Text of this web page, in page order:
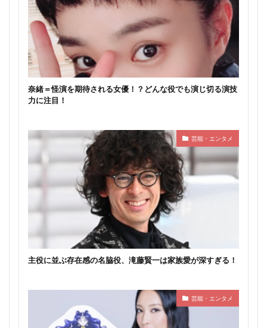
奈緒＝怪演を期待される女優！？どんな役でも演じ切る演技
力に注目！
芸能・エンタメ
主役に並ぶ存在感の名脇役、滝藤賢一は家族愛が深すぎる！
芸能・エンタメ